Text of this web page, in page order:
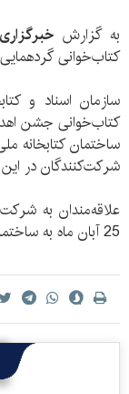
به گزارش
کتاب‌خوانی
سازمان اسناد و
کتاب‌خوانی جشن
ساختمان کتابخانه
شرکت‌کنندگان در
25 آبان ماه به ساختمان کتابخانه ملی ایران مراجعه کنند.